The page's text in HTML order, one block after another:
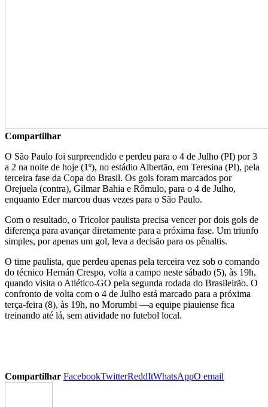
Compartilhar
O São Paulo foi surpreendido e perdeu para o 4 de Julho (PI) por 3
a 2 na noite de hoje (1º), no estádio Albertão, em Teresina (PI), pela
terceira fase da Copa do Brasil. Os gols foram marcados por
Orejuela (contra), Gilmar Bahia e Rômulo, para o 4 de Julho,
enquanto Eder marcou duas vezes para o São Paulo.
Com o resultado, o Tricolor paulista precisa vencer por dois gols de
diferença para avançar diretamente para a próxima fase. Um triunfo
simples, por apenas um gol, leva a decisão para os pênaltis.
O time paulista, que perdeu apenas pela terceira vez sob o comando
do técnico Hernán Crespo, volta a campo neste sábado (5), às 19h,
quando visita o Atlético-GO pela segunda rodada do Brasileirão. O
confronto de volta com o 4 de Julho está marcado para a próxima
terça-feira (8), às 19h, no Morumbi —a equipe piauiense fica
treinando até lá, sem atividade no futebol local.
Compartilhar FacebookTwitterReddItWhatsAppO email